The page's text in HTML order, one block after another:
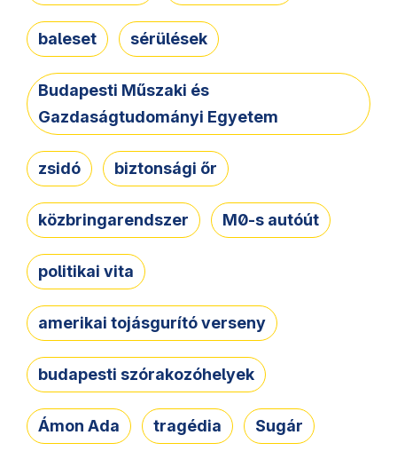
baleset sérülések
Budapesti Műszaki és
Gazdaságtudományi Egyetem
zsidó biztonsági őr
közbringarendszer M0-s autóút
politikai vita
amerikai tojásgurító verseny
budapesti szórakozóhelyek
Ámon Ada tragédia Sugár